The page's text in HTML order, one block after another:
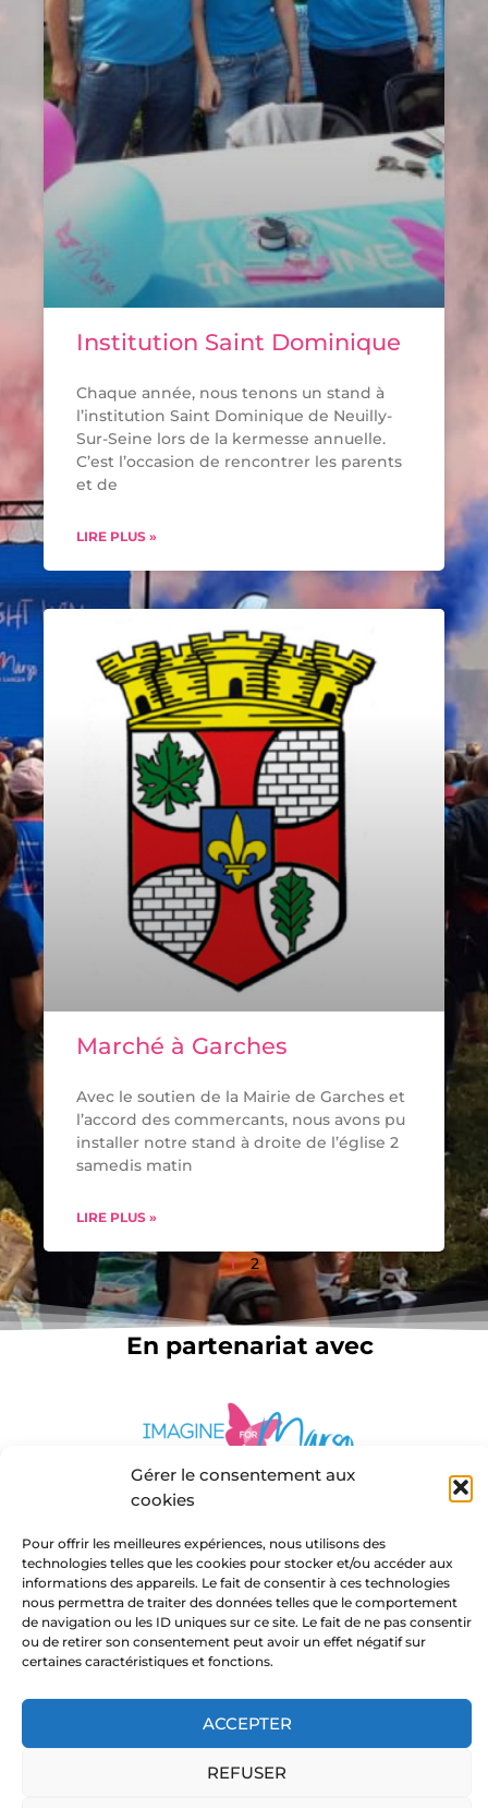
Gérer le consentement aux
cookies
Pour offrir les meilleures expériences, nous utilisons des
technologies telles que les cookies pour stocker et/ou accéder aux
informations des appareils. Le fait de consentir à ces technologies
nous permettra de traiter des données telles que le comportement
de navigation ou les ID uniques sur ce site. Le fait de ne pas consentir
ou de retirer son consentement peut avoir un effet négatif sur
certaines caractéristiques et fonctions.
ACCEPTER
REFUSER
Institution Saint Dominique
Chaque année, nous tenons un stand à
l’institution Saint Dominique de Neuilly-
Sur-Seine lors de la kermesse annuelle.
C’est l’occasion de rencontrer les parents
et de
LIRE PLUS »
Marché à Garches
Avec le soutien de la Mairie de Garches et
l’accord des commercants, nous avons pu
installer notre stand à droite de l’église 2
samedis matin
LIRE PLUS »
1 2
En partenariat avec